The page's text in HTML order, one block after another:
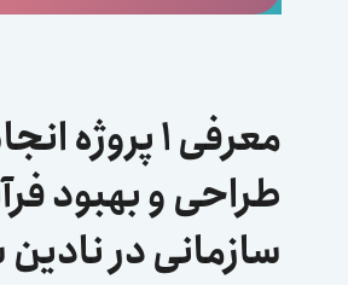
معرفی ۱
طراحی و بهبود
سازمانی در